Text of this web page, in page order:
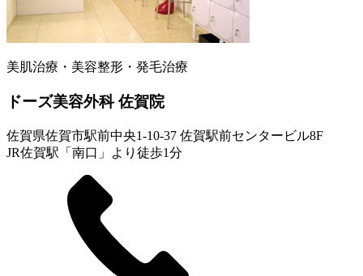
美肌治療・美容整形・発毛治療
ドーズ美容外科 佐賀院
佐賀県佐賀市駅前中央1-10-37 佐賀駅前センタービル8F
JR佐賀駅「南口」より徒歩1分